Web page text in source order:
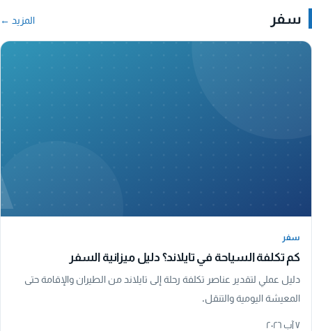
سفر المزيد ←
سفر
كم تكلفة السياحة في تايلاند؟ دليل ميزانية السفر
دليل عملي لتقدير عناصر تكلفة رحلة إلى تايلاند من الطيران والإقامة حتى
المعيشة اليومية والتنقل.
٧ آب ٢٠٢٦